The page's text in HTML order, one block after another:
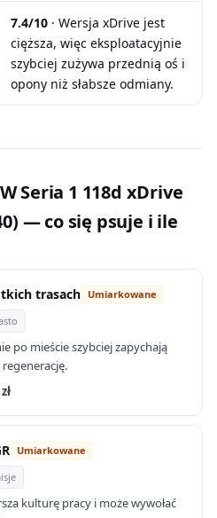
7.4/10 · Wersja xDrive jest
cięższa, więc eksploatacyjnie
szybciej zużywa przednią oś i
opony niż słabsze odmiany.
Seria 1 118d xDrive
— co się psuje i ile
trasach Umiarkowane
po mieście szybciej zapychają
Umiarkowane
kulturę pracy i może wywołać